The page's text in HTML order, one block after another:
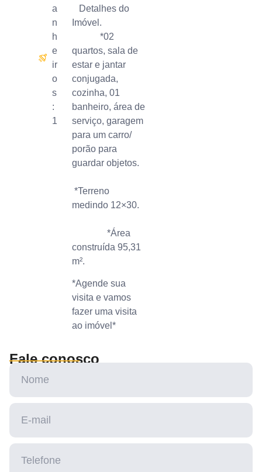
a
n
h
e
ir
o
s
:
1
Detalhes do
Imóvel.
*02
quartos, sala de
estar e jantar
conjugada,
cozinha, 01
banheiro, área de
serviço, garagem
para um carro/
porão para
guardar objetos.
*Terreno
medindo 12×30.
*Área
construída 95,31
m².
*Agende sua
visita e vamos
fazer uma visita
ao imóvel*
Fale conosco